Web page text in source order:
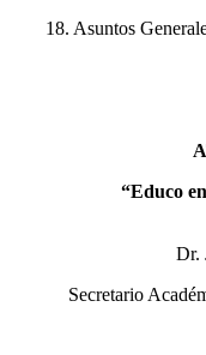
18. Asuntos
“Educo
Dr.
Secretario